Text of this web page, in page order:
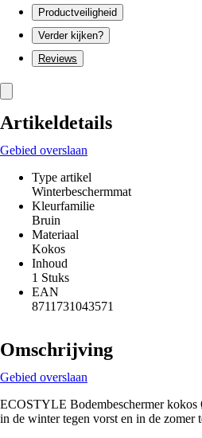
Productveiligheid
Verder kijken?
Reviews
Artikeldetails
Gebied overslaan
Type artikel
Winterbeschermmat
Kleurfamilie
Bruin
Materiaal
Kokos
Inhoud
1 Stuks
EAN
8711731043571
Omschrijving
Gebied overslaan
ECOSTYLE Bodembeschermer kokos
in de winter tegen vorst en in de zomer